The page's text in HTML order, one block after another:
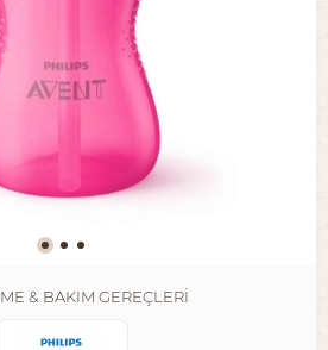
& BAKIM GEREÇLERI